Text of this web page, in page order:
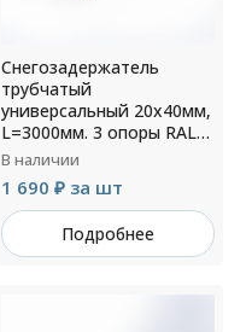
Снегозадержатель
трубчатый
универсальный 20х40мм,
L=3000мм. 3 опоры RAL
6002
В наличии
1 690 ₽ за шт
Подробнее